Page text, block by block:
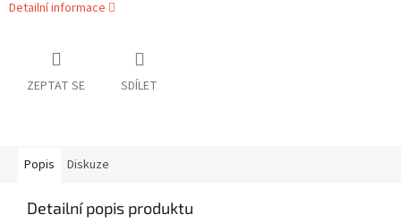
Detailní informace
ZEPTAT SE SDÍLET
Popis Diskuze
Detailní popis produktu